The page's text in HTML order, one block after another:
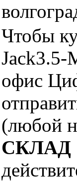
Чтобы
Jack3.5-
офис
(любой
СКЛАД